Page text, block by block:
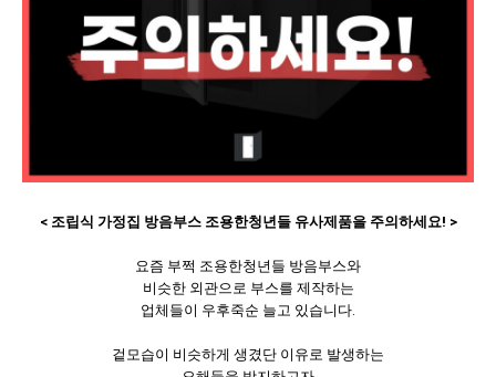
< 조립식 가정집 방음부스 조용한청년들 유사제품을 주의하세요! >
요즘 부쩍 조용한청년들 방음부스와
비슷한 외관으로 부스를 제작하는
업체들이 우후죽순 늘고 있습니다.
겉모습이 비슷하게 생겼단 이유로 발생하는